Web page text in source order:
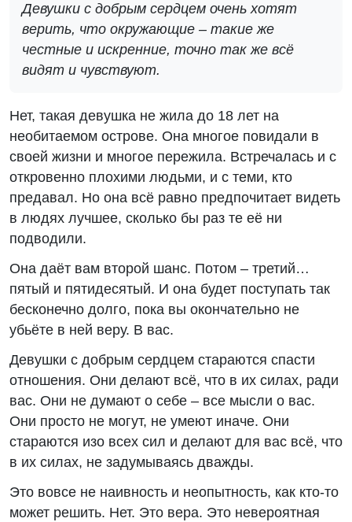
Девушки с добрым сердцем очень хотят
верить, что окружающие – такие же
честные и искренние, точно так же всё
видят и чувствуют.
Нет, такая девушка не жила до 18 лет на
необитаемом острове. Она многое повидали в
своей жизни и многое пережила. Встречалась и с
откровенно плохими людьми, и с теми, кто
предавал. Но она всё равно предпочитает видеть
в людях лучшее, сколько бы раз те её ни
подводили.
Она даёт вам второй шанс. Потом – третий…
пятый и пятидесятый. И она будет поступать так
бесконечно долго, пока вы окончательно не
убьёте в ней веру. В вас.
Девушки с добрым сердцем стараются спасти
отношения. Они делают всё, что в их силах, ради
вас. Они не думают о себе – все мысли о вас.
Они просто не могут, не умеют иначе. Они
стараются изо всех сил и делают для вас всё, что
в их силах, не задумываясь дважды.
Это вовсе не наивность и неопытность, как кто-то
может решить. Нет. Это вера. Это невероятная